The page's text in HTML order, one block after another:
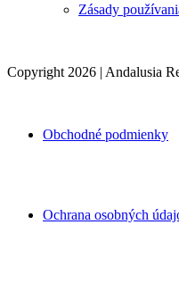
Zásady
Copyright 2026 | Andalusia
Obchodné podmienky
Ochrana osobných